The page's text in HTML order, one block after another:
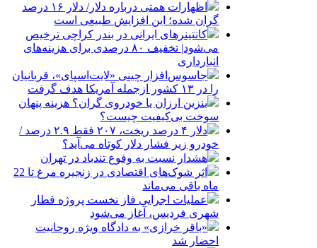
اظهارات همتی درباره دلار/ دلار ۱۶ درصد
گران شده؛ این افزایش طبیعی است
کانتینرهای ایرانی در بندر کراچی ترخیص
می‌شود| تخفیف ۸۰ درصدی برای هزینه‌های
انبارداری
جاسوس‌افزار چینی «لایت‌اسپای»، قربانیان
را در ۱۳ کشور ازجمله آمریکا هدف گرفت
بنزین ارزان یا خودروی گران؟ هزینه پنهان
سوخت بی‌کیفیت چیست؟
دلار ۴ درصد ریخت، ۲۰۷ فقط ۲.۹ درصد /
خودرو زیر فشار دلار کوتاه می‌آید؟
هشدار نسبت به وفوع تندباد در تهران
اثر شوک‌های اقتصادی در زنجیره مرغ تا 22
ماه باقی می‌ماند
عملیات اجرایی فاز نخست پروژه قطار
شهری فردیس، آغاز می‌شود
«باقر خرازی» به دادگاه ویژه روحانیت
احضار شد